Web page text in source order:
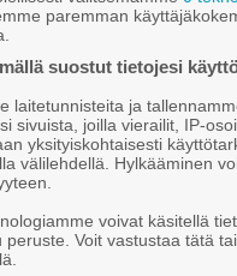
on
sekä
Tämä
Tilaa digitaalinen lehti
paremman
suostut tietojesi
laitetunnisteita ja
sivuista, joilla vierailit, IP-
yksityiskohtaisesti
välilehdellä. Hylkääminen
voivat käsitellä
peruste. Voit vastustaa tätä